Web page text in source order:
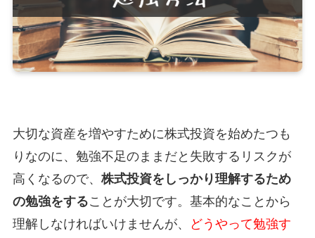
大切な資産を増やすために株式投資を始めたつも
りなのに、勉強不足のままだと失敗するリスクが
高くなるので、 株式投資をしっかり理解するため
の勉強をすることが大切です。基本的なことから
理解しなければいけませんが、
どうやって勉強す